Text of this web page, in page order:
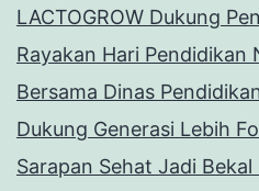
LACTOGROW Dukung
Rayakan Hari Pendidikan
Bersama Dinas
Dukung Generasi Lebih
Sarapan Sehat Jadi